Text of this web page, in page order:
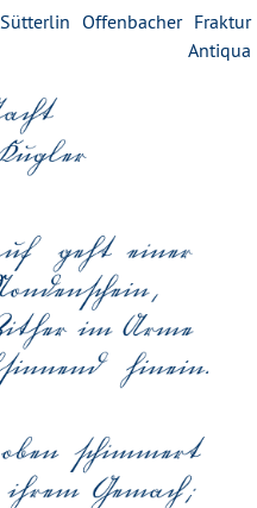
Sütterlin Offenbacher Fraktur
Antiqua